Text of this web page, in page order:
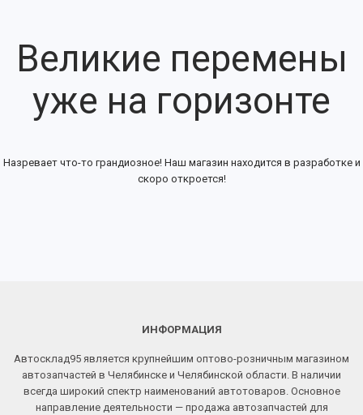
Великие перемены
уже на горизонте
Назревает что-то грандиозное! Наш магазин находится в разработке и
скоро откроется!
ИНФОРМАЦИЯ
Автосклад95 является крупнейшим оптово-розничным магазином
автозапчастей в Челябинске и Челябинской области. В наличии
всегда широкий спектр наименований автотоваров. Основное
направление деятельности — продажа автозапчастей для